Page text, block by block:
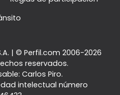
| © Perfil.com 2006-2026
reservados.
Carlos Piro.
intelectual número